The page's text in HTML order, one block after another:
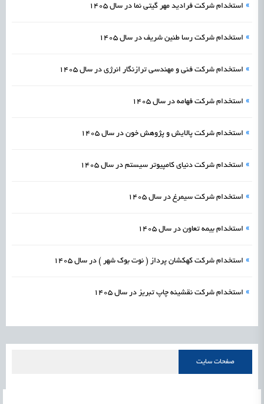
» استخدام شرکت فرادید مهر گیتی نما در سال 1405
» استخدام شرکت رسا طنین شریف در سال 1405
» استخدام شرکت فنی و مهندسی ترازنگار انرژی در سال 1405
» استخدام شرکت فهامه در سال 1405
» استخدام شرکت پالایش و پژوهش خون در سال 1405
» استخدام شرکت دنیای کامپیوتر سیستم در سال 1405
» استخدام شرکت سیمرغ در سال 1405
» استخدام بیمه تعاون در سال 1405
» استخدام شرکت کهکشان پرداز ( نوت بوک شهر ) در سال 1405
» استخدام شرکت نقشینه چاپ تبریز در سال 1405
صفحات سایت